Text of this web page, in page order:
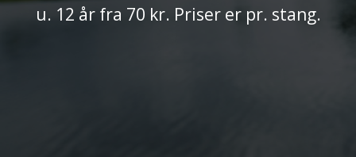
u. 12 år fra 70 kr. Priser er pr. stang.